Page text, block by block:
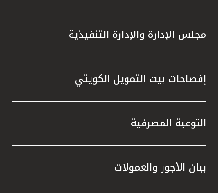
اتصل بنا
مواقع الفروع وأجهزة الصرف الآلي
ألمانيا
تركيا
مصر
المملكة المتحدة
مجلس الإدارة والإدارة التنفيذية
إفصاحات بيت التمويل الكويتي
التوعية المصرفية
بيان الأجور والعمولات